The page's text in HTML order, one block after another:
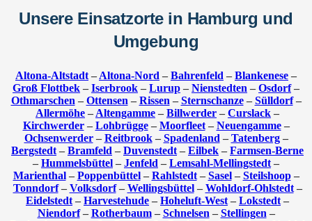
Unsere Einsatzorte in Hamburg und
Umgebung
Altona-Altstadt – Altona-Nord – Bahrenfeld – Blankenese –
Groß Flottbek – Iserbrook – Lurup – Nienstedten – Osdorf–
Othmarschen – Ottensen – Rissen – Sternschanze– Sülldorf–
Allermöhe – Altengamme – Billwerder – Curslack –
Kirchwerder– Lohbrügge– Moorfleet– Neuengamme–
Ochsenwerder– Reitbrook– Spadenland – Tatenberg–
Bergstedt – Bramfeld – Duvenstedt – Eilbek – Farmsen-Berne
– Hummelsbüttel – Jenfeld – Lemsahl-Mellingstedt –
Marienthal– Poppenbüttel– Rahlstedt– Sasel– Steilshoop–
Tonndorf– Volksdorf– Wellingsbüttel– Wohldorf-Ohlstedt–
Eidelstedt – Harvestehude – Hoheluft-West – Lokstedt –
Niendorf– Rotherbaum– Schnelsen – Stellingen –